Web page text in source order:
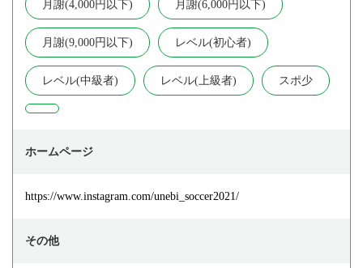
月謝(4,000円以下) 月謝(6,000円以下)
月謝(9,000円以下) レベル(初心者)
レベル(中級者) レベル(上級者) スポ少
ホームページ
https://www.instagram.com/unebi_soccer2021/
その他